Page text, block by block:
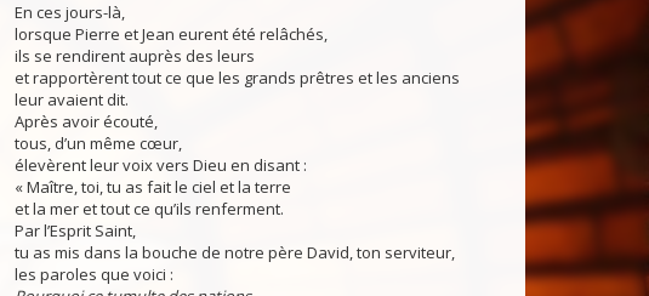
En ces jours-là,
lorsque Pierre et Jean eurent été relâchés,
ils se rendirent auprès des leurs
et rapportèrent tout ce que les grands prêtres et les anciens
leur avaient dit.
Après avoir écouté,
tous, d’un même cœur,
élevèrent leur voix vers Dieu en disant :
« Maître, toi, tu as fait le ciel et la terre
et la mer et tout ce qu’ils renferment.
Par l’Esprit Saint,
tu as mis dans la bouche de notre père David, ton serviteur,
les paroles que voici :